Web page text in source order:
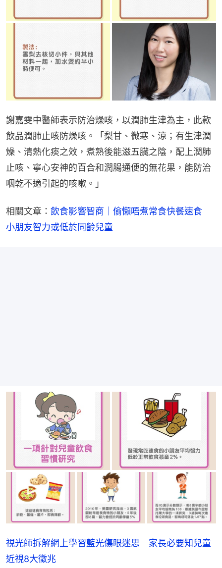
謝嘉雯中醫師表示防治燥咳，以潤肺生津為主，此款
飲品潤肺止咳防燥咳。「梨甘、微寒、涼；有生津潤
燥、清熱化痰之效，煮熟後能滋五臟之陰，配上潤肺
止咳、寧心安神的百合和潤腸通便的無花果，能防治
咽乾不適引起的咳嗽。」
相關文章： 飲食影響智商｜偷懶唔煮常食快餐速食
小朋友智力或低於同齡兒童
視光師拆解網上學習藍光傷眼迷思 家長必要知兒童
近視8大徵兆